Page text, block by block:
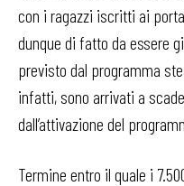
con i ragazzi iscritti ai
dunque di fatto da essere
previsto dal programma
infatti, sono arrivati a
dall’attivazione del
Termine entro il quale i